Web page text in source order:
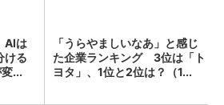
AIは
ける
...
「うらやましいなあ」と感じ
た企業ランキング 3位は「ト
ヨタ」、1位と2位は？（1...